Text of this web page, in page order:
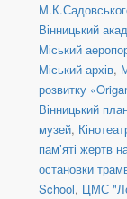
Вінницький
Міський
Міський архів,
розвитку
Вінницький
музей,
пам’яті жертв
остановки
School, ЦМС